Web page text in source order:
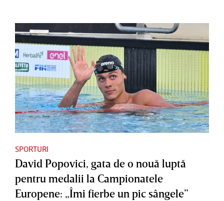
SPORTURI
David Popovici, gata de o nouă luptă
pentru medalii la Campionatele
Europene: „Îmi fierbe un pic sângele”